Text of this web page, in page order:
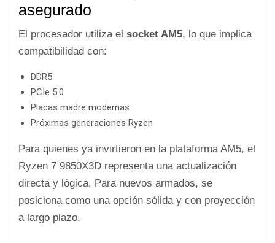
asegurado
El procesador utiliza el socket AM5, lo que implica
compatibilidad con:
DDR5
PCIe 5.0
Placas madre modernas
Próximas generaciones Ryzen
Para quienes ya invirtieron en la plataforma AM5, el
Ryzen 7 9850X3D representa una actualización
directa y lógica. Para nuevos armados, se
posiciona como una opción sólida y con proyección
a largo plazo.